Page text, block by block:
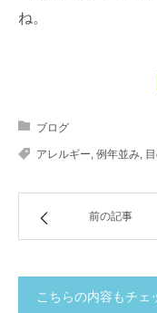
ね。
ブログ
アレルギー, 例年並み,
前の記事
こちらの内容もチェ